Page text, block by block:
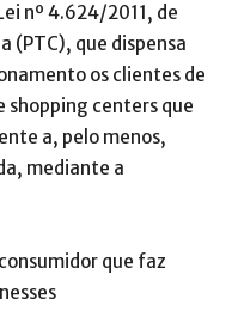
nº 4.624/2011, de
(PTC), que dispensa
os clientes de
shopping centers que
a, pelo menos,
mediante a
que faz